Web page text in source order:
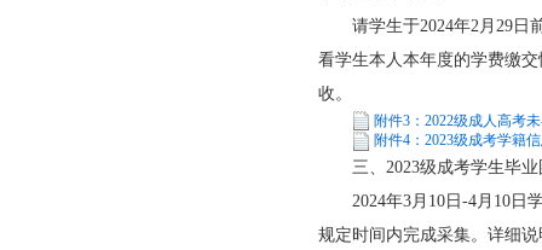
请学生于2024年2月29日前
看学生本人本年度的学费缴
收。
附件3：2022级成人高考
附件4：2023级成考学籍
三、2023级成考学生毕业
2024年3月10日-4月10日学
规定时间内完成采集。详细